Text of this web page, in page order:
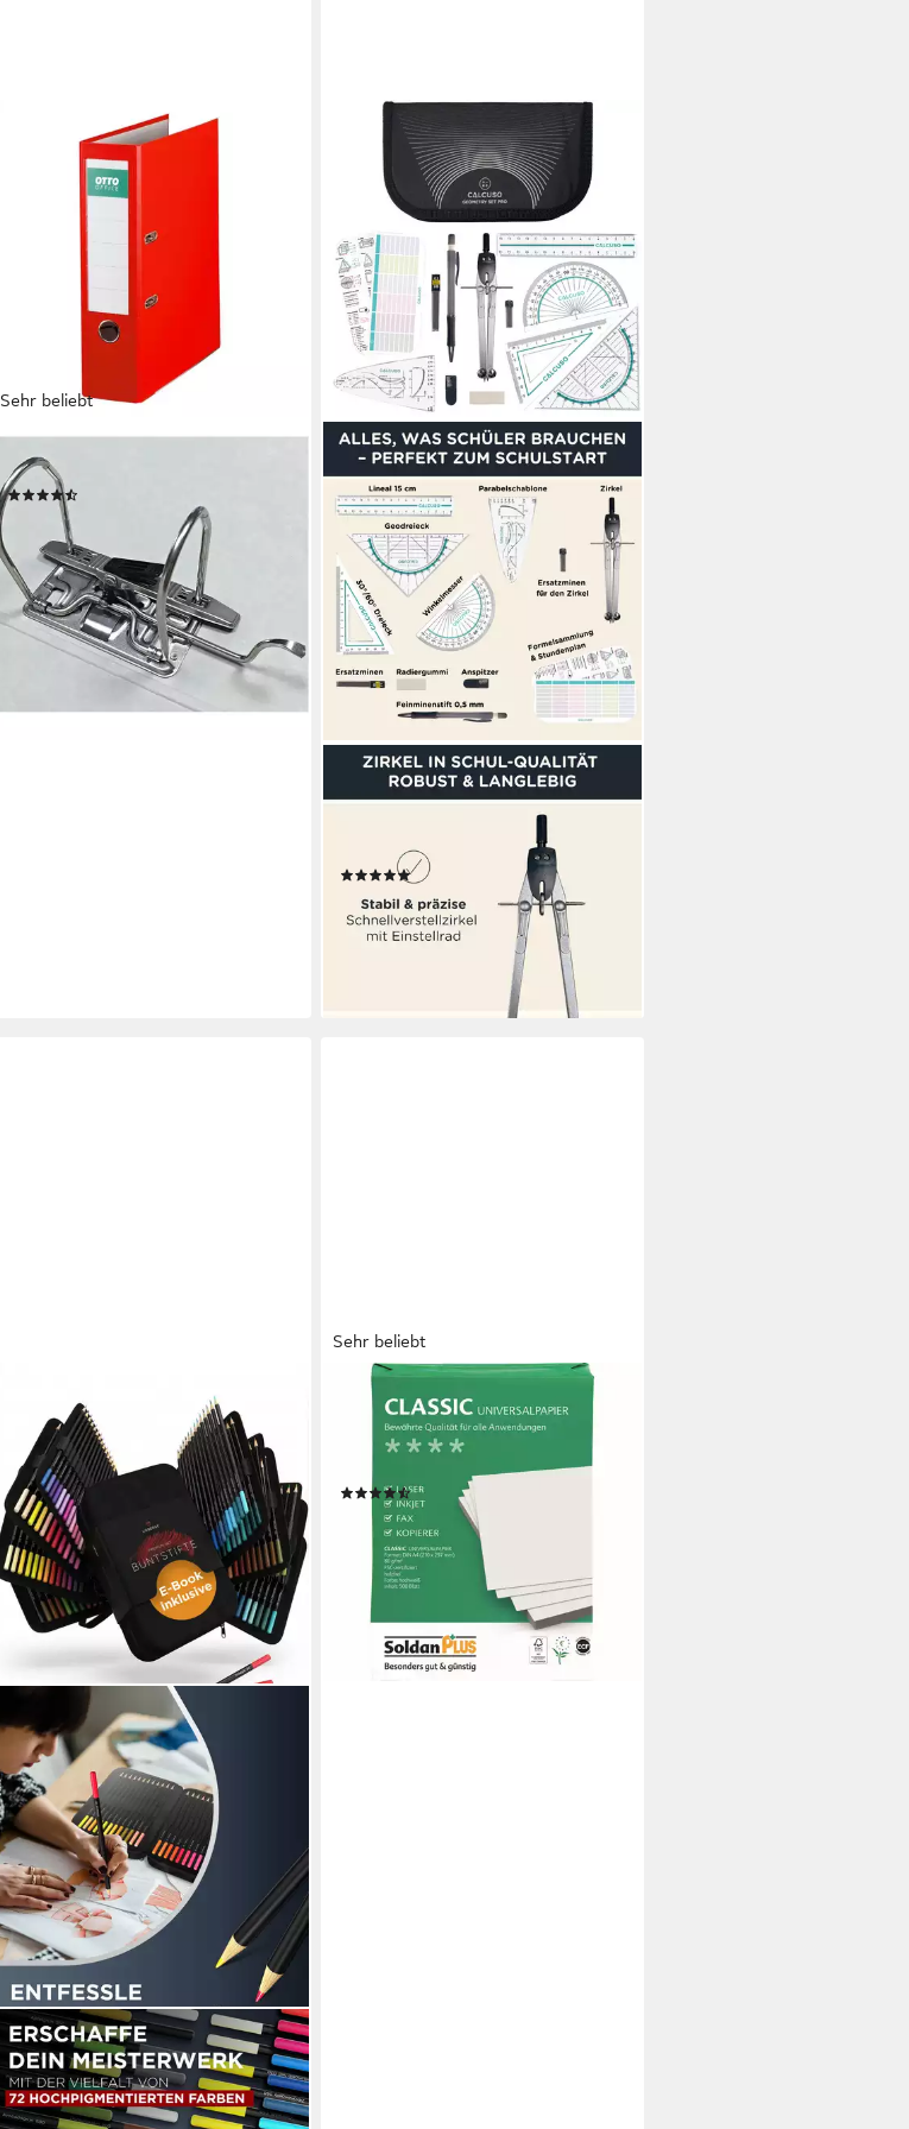
Sehr beliebt
Aktenordner Exclusive I
lieferbar - in 2-3 Werktagen bei dir
+6
CALCUSO
Zirkel Set im Federmäppchen mit
Geodreieck & Lineal und Zubehör -
Schwarz
(4)
12,95 € UVP17,95 €
-28%
lieferbar - in 2-3 Werktagen bei dir
LIEBERGE
Buntstift Premium Set 72 Farben in
Profi-Nylon-Etui, (Set, 72-tlg., 72
Buntstifte in Profi-Nylon-Case), 72
Sehr beliebt
INAPA
Kopierpapier SoldanPlus
Kopierpapier CLASSIC, DIN A4, 80
g/m², Pack: 500 Blatt
(29)
3,92 €
lieferbar - in 2-3 Werktagen bei dir